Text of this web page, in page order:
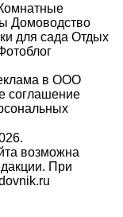
Домоводство
для сада Отдых
в ООО
соглашение
возможна
При